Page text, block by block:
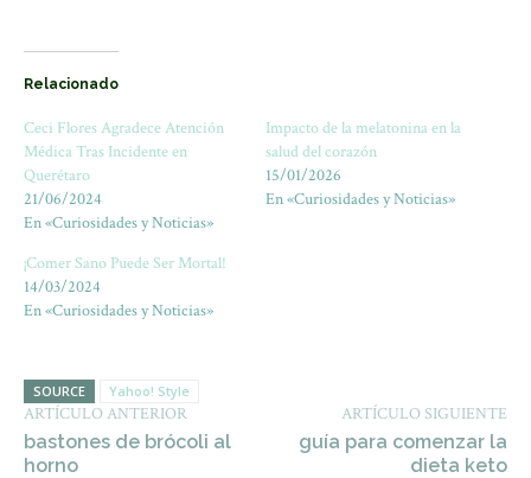
Relacionado
Ceci Flores Agradece Atención
Médica Tras Incidente en
Querétaro
21/06/2024
En «Curiosidades y Noticias»
Impacto de la melatonina en la
salud del corazón
15/01/2026
En «Curiosidades y Noticias»
¡Comer Sano Puede Ser Mortal!
14/03/2024
En «Curiosidades y Noticias»
SOURCE Yahoo! Style
ARTÍCULO ANTERIOR
bastones de brócoli al
horno
ARTÍCULO SIGUIENTE
guía para comenzar la
dieta keto